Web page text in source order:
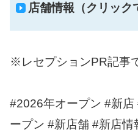
店舗情報（クリック
※レセプションPR記事
#2026年オープン #新
ープン #新店舗 #新店